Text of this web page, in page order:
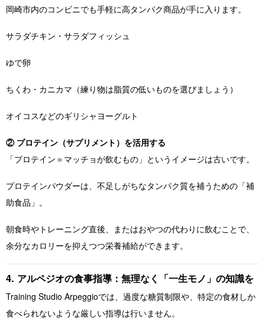
岡崎市内のコンビニでも手軽に高タンパク商品が手に入ります。
サラダチキン・サラダフィッシュ
ゆで卵
ちくわ・カニカマ（練り物は脂質の低いものを選びましょう）
オイコスなどのギリシャヨーグルト
② プロテイン（サプリメント）を活用する
「プロテイン＝マッチョが飲むもの」というイメージは古いです。
プロテインパウダーは、不足しがちなタンパク質を補うための「補
助食品」。
朝食時やトレーニング直後、またはおやつの代わりに飲むことで、
余分なカロリーを抑えつつ栄養補給ができます。
4. アルペジオの食事指導：無理なく「一生モノ」の知識を
Training Studio Arpeggioでは、過度な糖質制限や、特定の食材しか
食べられないような厳しい指導は行いません。